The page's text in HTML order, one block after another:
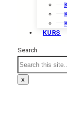
KURS
Search
Search
x